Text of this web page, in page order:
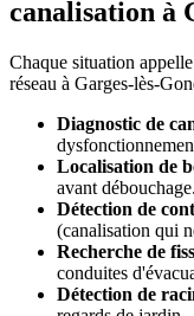
canalisation à
Chaque situation
réseau à Garges-lès-
Diagnostic de
Localisation de
avant débouchage.
Détection de
(canalisation qui
Recherche de
conduites
Détection de